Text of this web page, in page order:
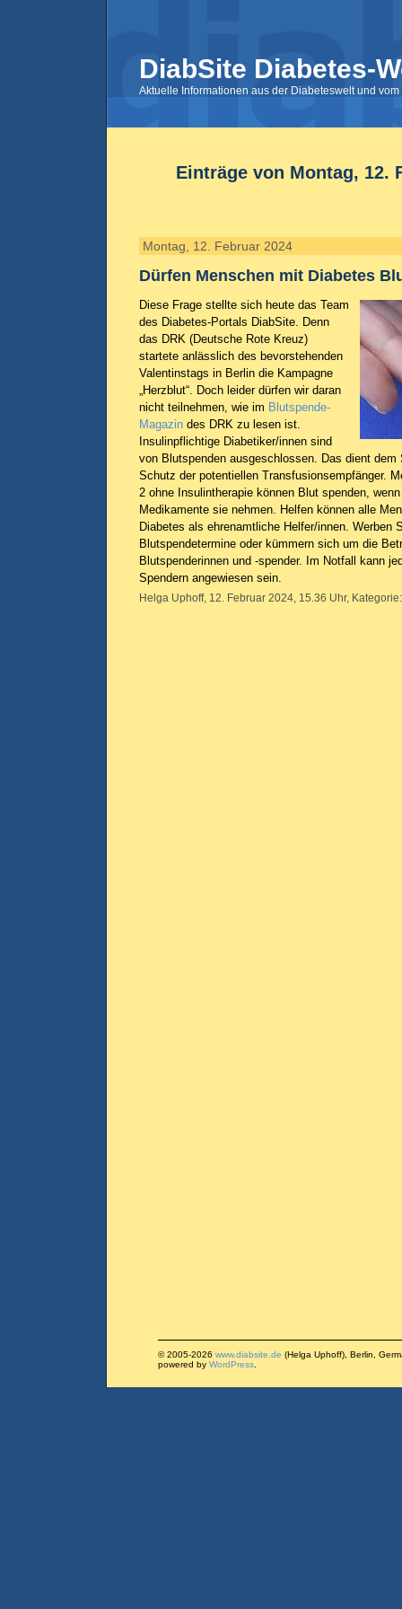
DiabSite Diabetes-
Aktuelle Informationen aus der Diabeteswelt und
Einträge von Montag, 12.
Montag, 12. Februar 2024
Dürfen Menschen mit Diabetes
Diese Frage stellte sich heute das Team
des Diabetes-Portals DiabSite. Denn
das DRK (Deutsche Rote Kreuz)
startete anlässlich des bevorstehenden
Valentinstags in Berlin die Kampagne
„Herzblut“. Doch leider dürfen wir daran
nicht teilnehmen, wie im Blutspende-
Magazin des DRK zu lesen ist.
Insulinpflichtige Diabetiker/innen sind
von Blutspenden ausgeschlossen. Das dient
Schutz der potentiellen Transfusionsempfänger.
2 ohne Insulintherapie können Blut spenden,
Medikamente sie nehmen. Helfen können alle
Diabetes als ehrenamtliche Helfer/innen. Werben
Blutspendetermine oder kümmern sich um die
Blutspenderinnen und -spender. Im Notfall kann
Spendern angewiesen sein.
Helga Uphoff, 12. Februar 2024, 15.36 Uhr,
© 2005-2026 www.diabsite.de (Helga Uphoff), Berlin,
powered by WordPress.